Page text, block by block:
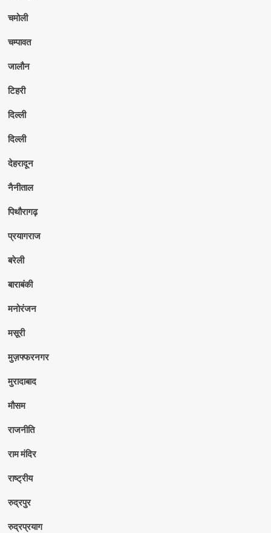
चमोली
चम्पावत
जालौन
टिहरी
दिल्ली
दिल्ली
देहरादून
नैनीताल
पिथौरागढ़
प्रयागराज
बरेली
बाराबंकी
मनोरंजन
मसूरी
मुज़फ्फरनगर
मुरादाबाद
मौसम
राजनीति
राम मंदिर
राष्ट्रीय
रुद्रपुर
रुद्रप्रयाग